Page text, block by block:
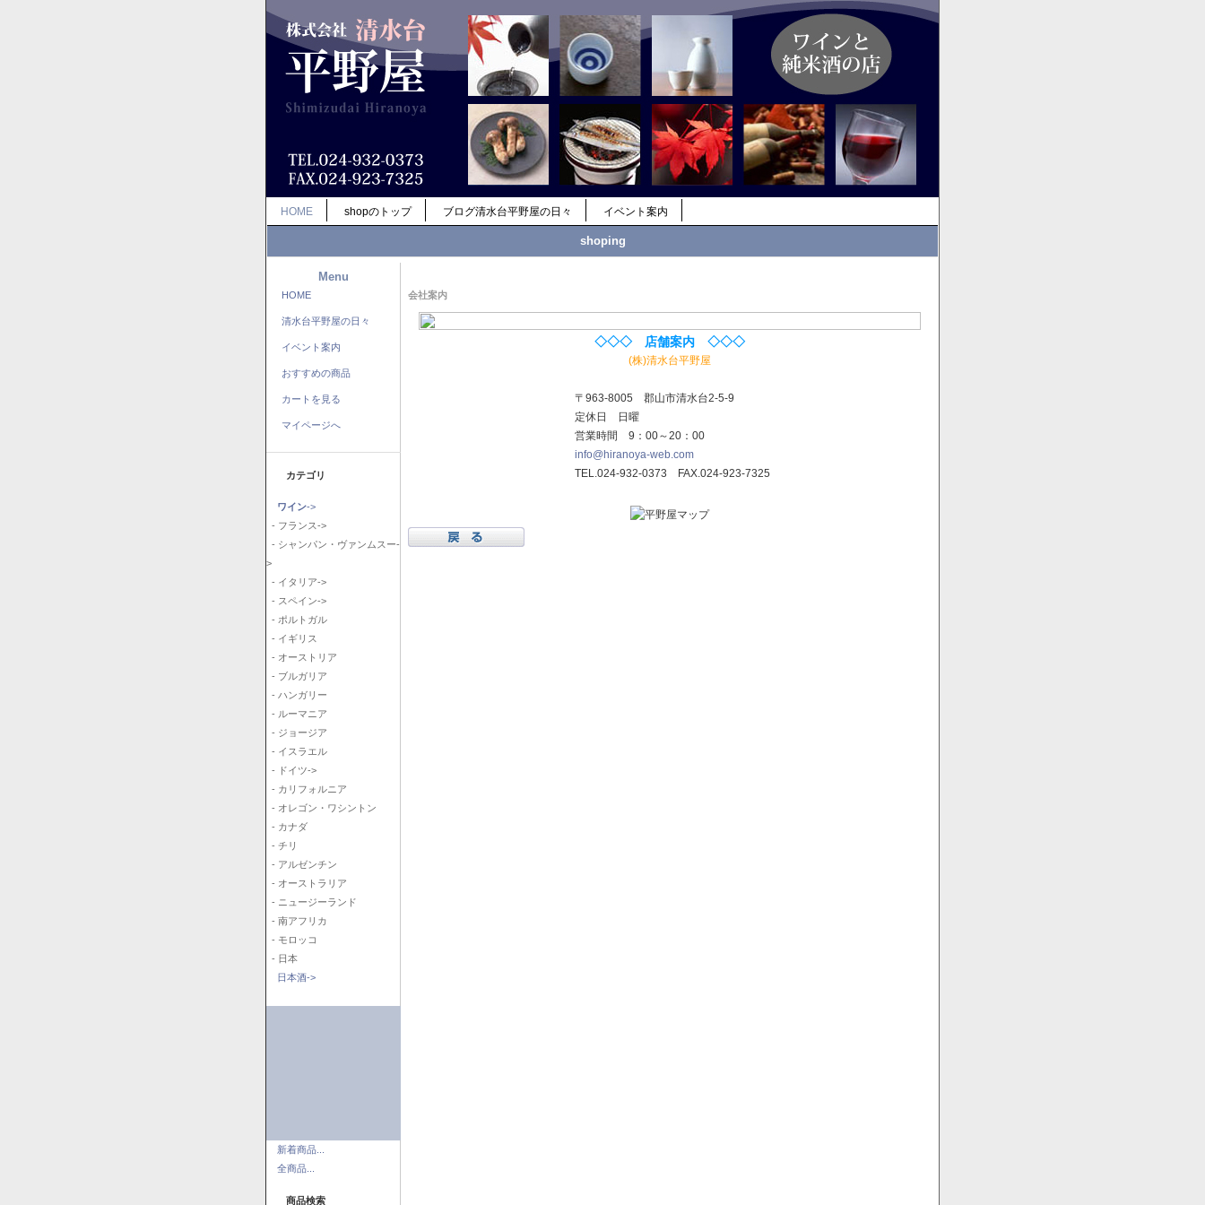
HOME shopのトップ ブログ清水台平野屋の日々 イベント案内
shoping
Menu
HOME
清水台平野屋の日々
イベント案内
おすすめの商品
カートを見る
マイページへ
カテゴリ
ワイン->
- フランス->
- シャンパン・ヴァンムスー-
>
- イタリア->
- スペイン->
- ポルトガル
- イギリス
- オーストリア
- ブルガリア
- ハンガリー
- ルーマニア
- ジョージア
- イスラエル
- ドイツ->
- カリフォルニア
- オレゴン・ワシントン
- カナダ
- チリ
- アルゼンチン
- オーストラリア
- ニュージーランド
- 南アフリカ
- モロッコ
- 日本
日本酒->
新着商品...
全商品...
商品検索
会社案内
◇◇◇ 店舗案内 ◇◇◇
(株)清水台平野屋
〒963-8005 郡山市清水台2-5-9
定休日 日曜
営業時間 9：00～20：00
info@hiranoya-web.com
TEL.024-932-0373 FAX.024-923-7325